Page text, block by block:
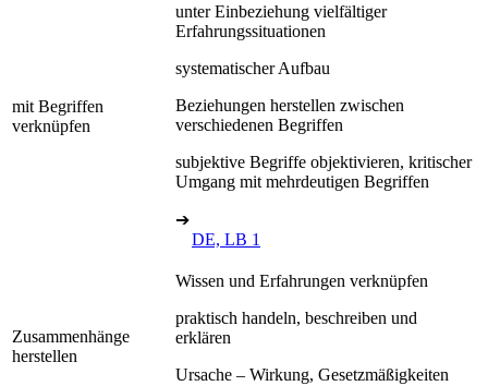
mit Begriffen
verknüpfen
unter Einbeziehung vielfältiger
Erfahrungssituationen
systematischer Aufbau
Beziehungen herstellen zwischen
verschiedenen Begriffen
subjektive Begriffe objektivieren, kritischer
Umgang mit mehrdeutigen Begriffen
➔
DE, LB 1
Zusammenhänge
herstellen
Wissen und Erfahrungen verknüpfen
praktisch handeln, beschreiben und
erklären
Ursache – Wirkung, Gesetzmäßigkeiten